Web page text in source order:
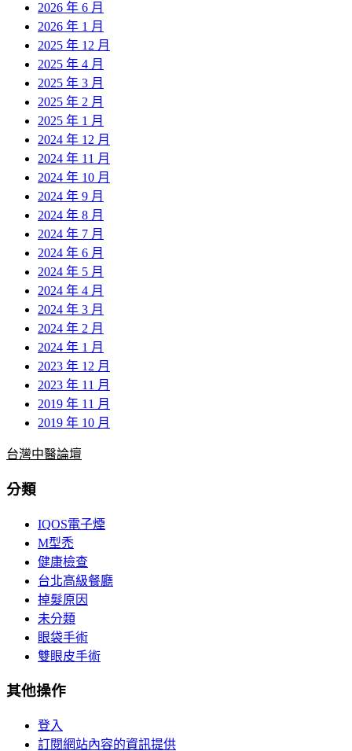
2026 年 6 月
2026 年 1 月
2025 年 12 月
2025 年 4 月
2025 年 3 月
2025 年 2 月
2025 年 1 月
2024 年 12 月
2024 年 11 月
2024 年 10 月
2024 年 9 月
2024 年 8 月
2024 年 7 月
2024 年 6 月
2024 年 5 月
2024 年 4 月
2024 年 3 月
2024 年 2 月
2024 年 1 月
2023 年 12 月
2023 年 11 月
2019 年 11 月
2019 年 10 月
台灣中醫論壇
分類
IQOS電子煙
M型禿
健康檢查
台北高級餐廳
掉髮原因
未分類
眼袋手術
雙眼皮手術
其他操作
登入
訂閱網站內容的資訊提供